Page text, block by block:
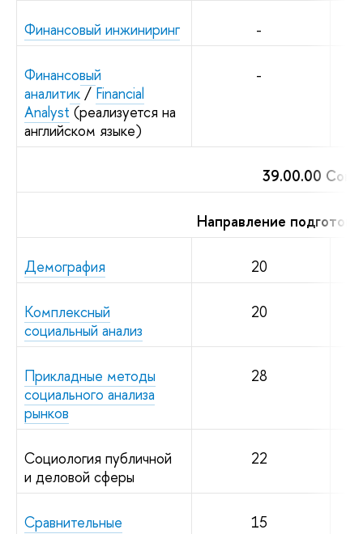
Финансовый инжиниринг -
Финансовый
аналитик / Financial
Analyst (реализуется на
английском языке)
-
39.00.00
Направление
Демография 20
Комплексный
социальный анализ
20
Прикладные методы
социального анализа
рынков
28
Социология публичной
и деловой сферы
22
Сравнительные
15